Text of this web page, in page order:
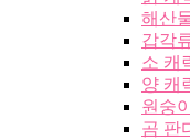
해산
갑각
소 캐
양 캐
원숭
곰 판